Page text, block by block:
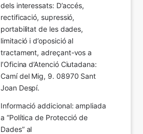
dels interessats: D’accés,
rectificació, supressió,
portabilitat de les dades,
limitació i d’oposició al
tractament, adreçant-vos a
l’Oficina d’Atenció Ciutadana:
Camí del Mig, 9. 08970 Sant
Joan Despí.
Informació addicional: ampliada
a “Política de Protecció de
Dades” al